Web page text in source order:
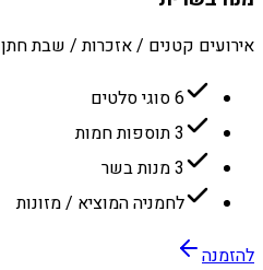
אירועים קטנים / אזכרות / שבת חתן
6 סוגי סלטים
3 תוספות חמות
3 מנות בשר
לחמניה המוציא / מזונות
להזמנה